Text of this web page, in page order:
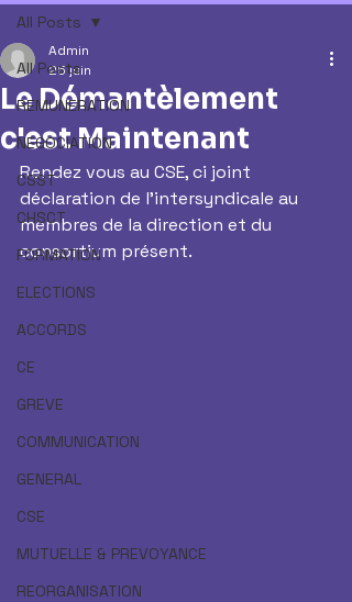
All Posts
REMUNERATION
NEGOCIATION
CSST
CHSCT
FORMATION
ELECTIONS
ACCORDS
CE
GREVE
COMMUNICATION
GENERAL
CSE
MUTUELLE & PREVOYANCE
REORGANISATION
All Posts
Le Démantèlement
c'est Maintenant
Admin
25 juin
Rendez vous au CSE, ci joint
déclaration de l'intersyndicale au
membres de la direction et du
consortium présent.